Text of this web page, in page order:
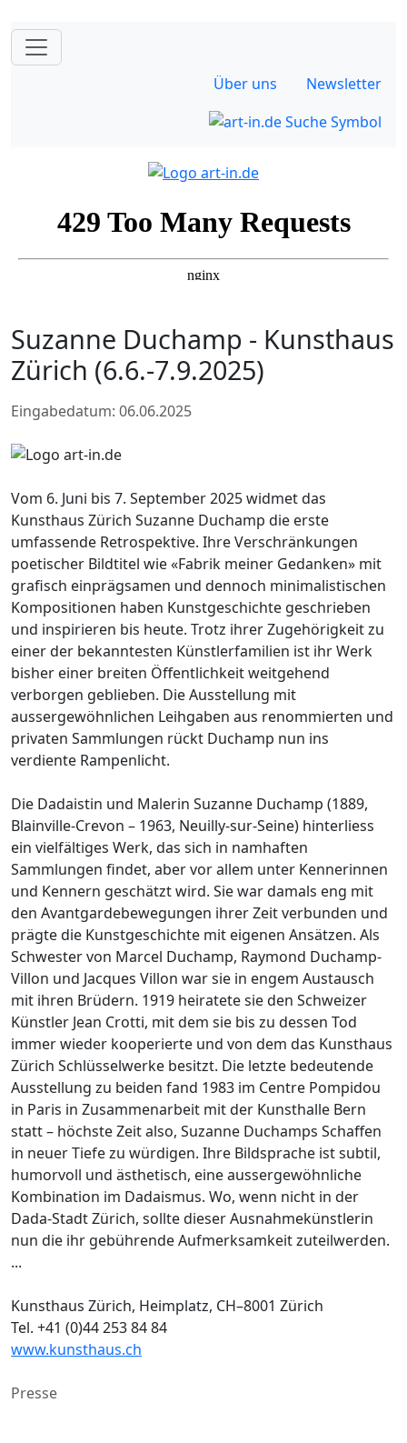
Über uns Newsletter
Suzanne Duchamp - Kunsthaus
Zürich (6.6.-7.9.2025)
Eingabedatum: 06.06.2025
Vom 6. Juni bis 7. September 2025 widmet das
Kunsthaus Zürich Suzanne Duchamp die erste
umfassende Retrospektive. Ihre Verschränkungen
poetischer Bildtitel wie «Fabrik meiner Gedanken» mit
grafisch einprägsamen und dennoch minimalistischen
Kompositionen haben Kunstgeschichte geschrieben
und inspirieren bis heute. Trotz ihrer Zugehörigkeit zu
einer der bekanntesten Künstlerfamilien ist ihr Werk
bisher einer breiten Öffentlichkeit weitgehend
verborgen geblieben. Die Ausstellung mit
aussergewöhnlichen Leihgaben aus renommierten und
privaten Sammlungen rückt Duchamp nun ins
verdiente Rampenlicht.
Die Dadaistin und Malerin Suzanne Duchamp (1889,
Blainville-Crevon – 1963, Neuilly-sur-Seine) hinterliess
ein vielfältiges Werk, das sich in namhaften
Sammlungen findet, aber vor allem unter Kennerinnen
und Kennern geschätzt wird. Sie war damals eng mit
den Avantgardebewegungen ihrer Zeit verbunden und
prägte die Kunstgeschichte mit eigenen Ansätzen. Als
Schwester von Marcel Duchamp, Raymond Duchamp-
Villon und Jacques Villon war sie in engem Austausch
mit ihren Brüdern. 1919 heiratete sie den Schweizer
Künstler Jean Crotti, mit dem sie bis zu dessen Tod
immer wieder kooperierte und von dem das Kunsthaus
Zürich Schlüsselwerke besitzt. Die letzte bedeutende
Ausstellung zu beiden fand 1983 im Centre Pompidou
in Paris in Zusammenarbeit mit der Kunsthalle Bern
statt – höchste Zeit also, Suzanne Duchamps Schaffen
in neuer Tiefe zu würdigen. Ihre Bildsprache ist subtil,
humorvoll und ästhetisch, eine aussergewöhnliche
Kombination im Dadaismus. Wo, wenn nicht in der
Dada-Stadt Zürich, sollte dieser Ausnahmekünstlerin
nun die ihr gebührende Aufmerksamkeit zuteilwerden.
...
Kunsthaus Zürich, Heimplatz, CH–8001 Zürich
Tel. +41 (0)44 253 84 84
www.kunsthaus.ch
Presse